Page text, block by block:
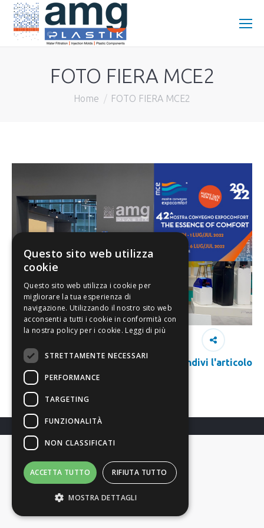
FOTO FIERA MCE2
Home FOTO FIERA MCE2
Condivi l'articolo
Richiedi Info
Questo sito web utilizza
cookie
Questo sito web utilizza i cookie per
migliorare la tua esperienza di
navigazione. Utilizzando il nostro sito web
acconsenti a tutti i cookie in conformità con
la nostra policy per i cookie. Leggi di più
STRETTAMENTE NECESSARI
PERFORMANCE
TARGETING
FUNZIONALITÀ
NON CLASSIFICATI
ACCETTA TUTTO RIFIUTA TUTTO
MOSTRA DETTAGLI